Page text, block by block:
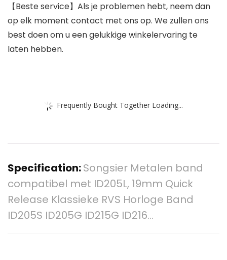
【Beste service】Als je problemen hebt, neem dan
op elk moment contact met ons op. We zullen ons
best doen om u een gelukkige winkelervaring te
laten hebben.
Frequently Bought Together Loading...
Specification:Songsier Metalen band
compatibel met ID205L, 19mm Quick
Release Klassieke RVS Horloge Band
ID205S ID205G ID215G ID216…